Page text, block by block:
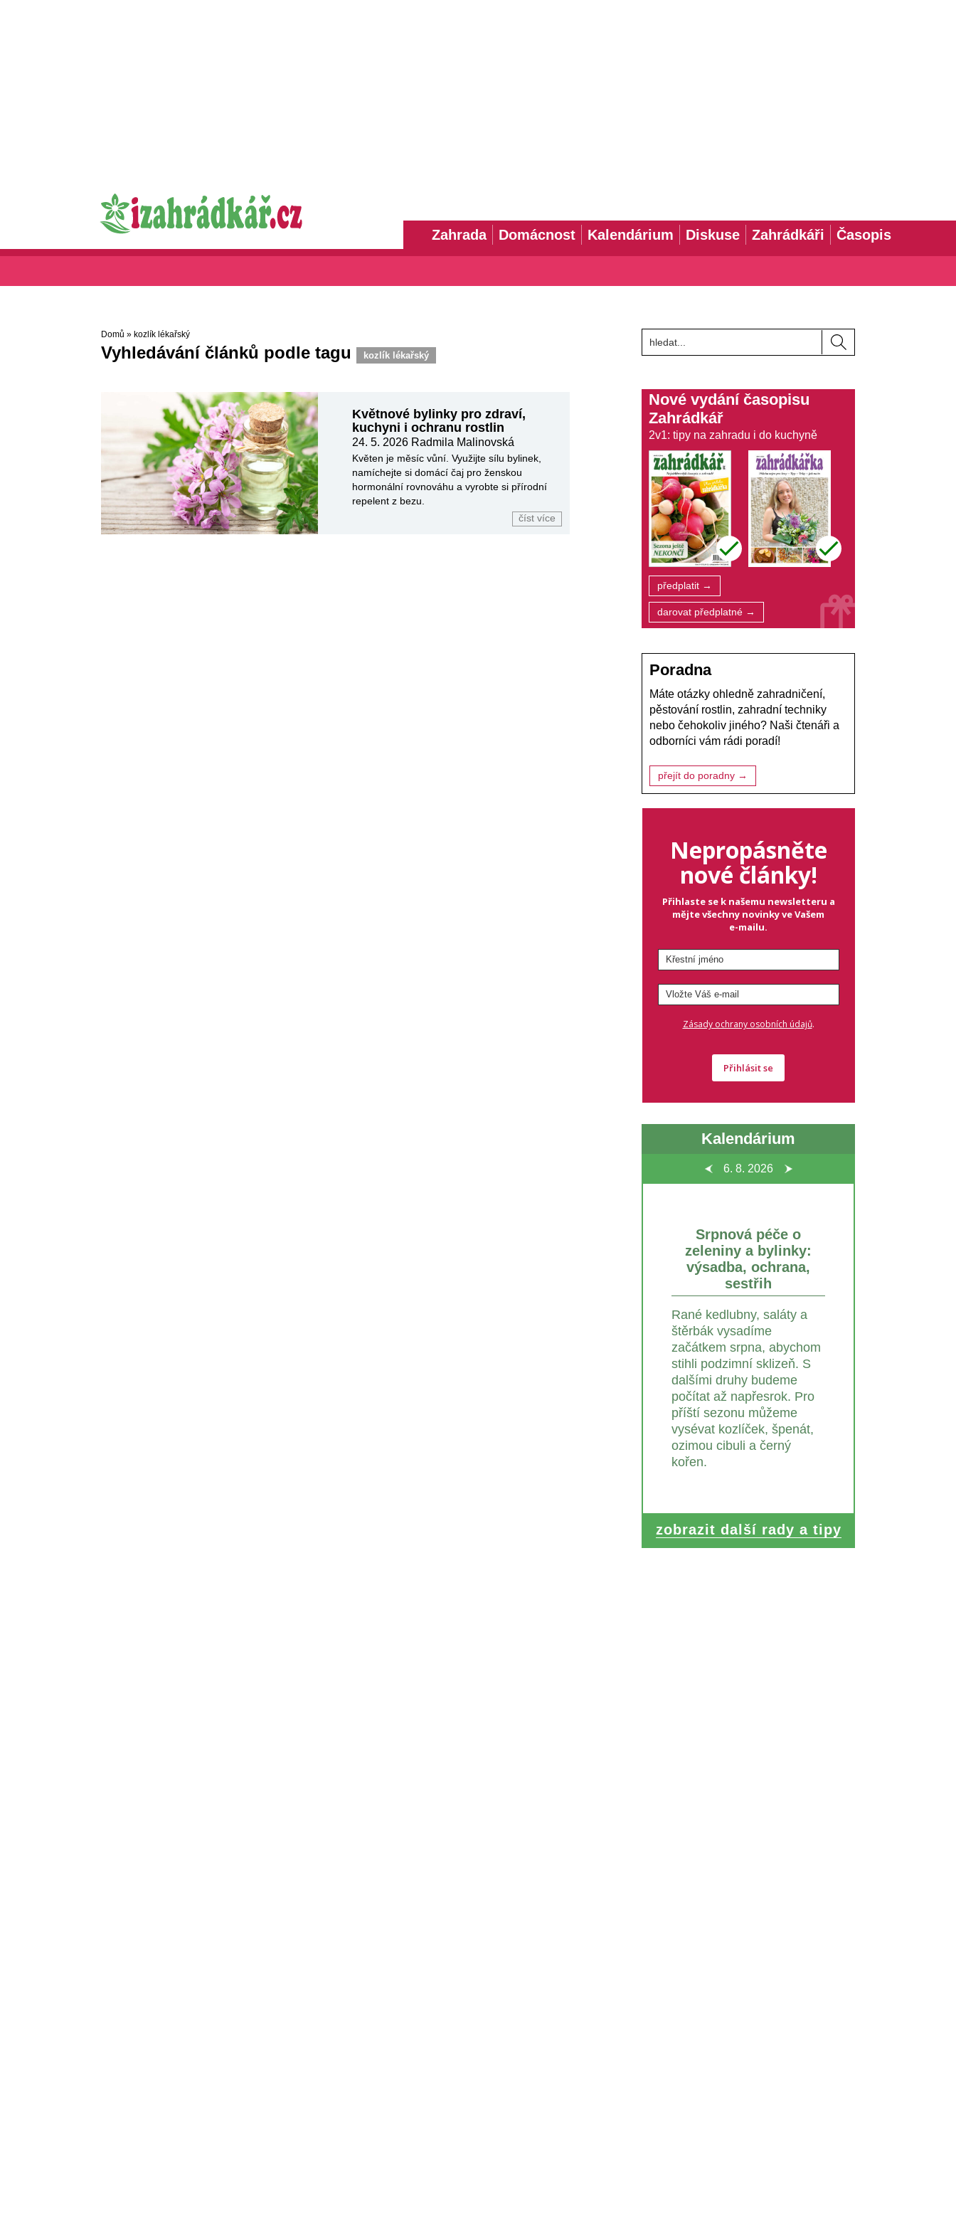
Zahrada Domácnost Kalendárium Diskuse Zahrádkáři Časopis
Domů » kozlík lékařský
Vyhledávání článků podle tagu kozlík lékařský
Květnové bylinky pro zdraví,
kuchyni i ochranu rostlin
24. 5. 2026 Radmila Malinovská
Květen je měsíc vůní. Využijte sílu bylinek,
namíchejte si domácí čaj pro ženskou
hormonální rovnováhu a vyrobte si přírodní
repelent z bezu.
číst více
Nové vydání časopisu
Zahrádkář
2v1: tipy na zahradu i do kuchyně
předplatit →
darovat předplatné →
Poradna
Máte otázky ohledně zahradničení,
pěstování rostlin, zahradní techniky
nebo čehokoliv jiného? Naši čtenáři a
odborníci vám rádi poradí!
přejít do poradny →
Nepropásněte
nové články!
Přihlaste se k našemu newsletteru a
mějte všechny novinky ve Vašem
e-mailu.
Zásady ochrany osobních údajů.
Přihlásit se
Kalendárium
6. 8. 2026
Srpnová péče o
zeleniny a bylinky:
výsadba, ochrana,
sestřih
Rané kedlubny, saláty a
štěrbák vysadíme
začátkem srpna, abychom
stihli podzimní sklizeň. S
dalšími druhy budeme
počítat až napřesrok. Pro
příští sezonu můžeme
vysévat kozlíček, špenát,
ozimou cibuli a černý
kořen.
zobrazit další rady a tipy